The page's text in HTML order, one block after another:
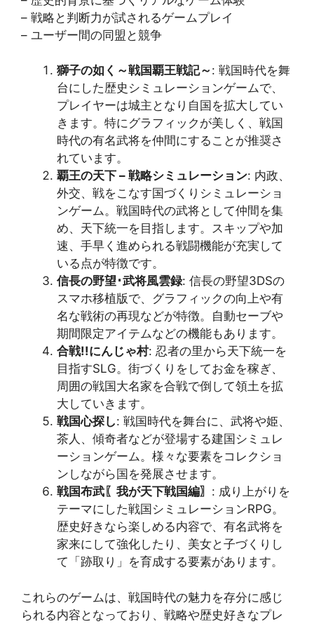
– 戦略と判断力が試されるゲームプレイ
– ユーザー間の同盟と競争
獅子の如く～戦国覇王戦記～ : 戦国時代を舞
台にした歴史シミュレーションゲームで、
プレイヤーは城主となり自国を拡大してい
きます。特にグラフィックが美しく、戦国
時代の有名武将を仲間にすることが推奨さ
れています​​。
覇王の天下 – 戦略シミュレーション: 内政、
外交、戦をこなす国づくりシミュレーショ
ンゲーム。戦国時代の武将として仲間を集
め、天下統一を目指します。スキップや加
速、手早く進められる戦闘機能が充実して
いる点が特徴です​​。
信長の野望･武将風雲録: 信長の野望3DSの
スマホ移植版で、グラフィックの向上や有
名な戦術の再現などが特徴。自動セーブや
期間限定アイテムなどの機能もあります​​。
合戦!!にんじゃ村: 忍者の里から天下統一を
目指すSLG。街づくりをしてお金を稼ぎ、
周囲の戦国大名家を合戦で倒して領土を拡
大していきます​​。
戦国心探し: 戦国時代を舞台に、武将や姫、
茶人、傾奇者などが登場する建国シミュレ
ーションゲーム。様々な要素をコレクショ
ンしながら国を発展させます​​。
戦国布武〖我が天下戦国編〗 : 成り上がりを
テーマにした戦国シミュレーションRPG。
歴史好きなら楽しめる内容で、有名武将を
家来にして強化したり、美女と子づくりし
て「跡取り」を育成する要素があります​​。
これらのゲームは、戦国時代の魅力を存分に感じ
られる内容となっており、戦略や歴史好きなプレ